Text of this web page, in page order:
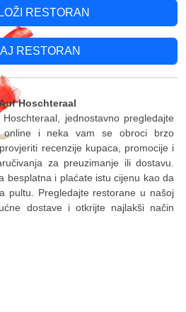
RESTORAN
RESTORAN
Hoschteraal
jednostavno pregledajte
online i neka vam se obroci brzo
recenzije kupaca, promocije i
za preuzimanje ili dostavu.
besplatna i plaćate istu cijenu kao da
pultu. Pregledajte restorane u našoj
dostave i otkrijte najlakši način